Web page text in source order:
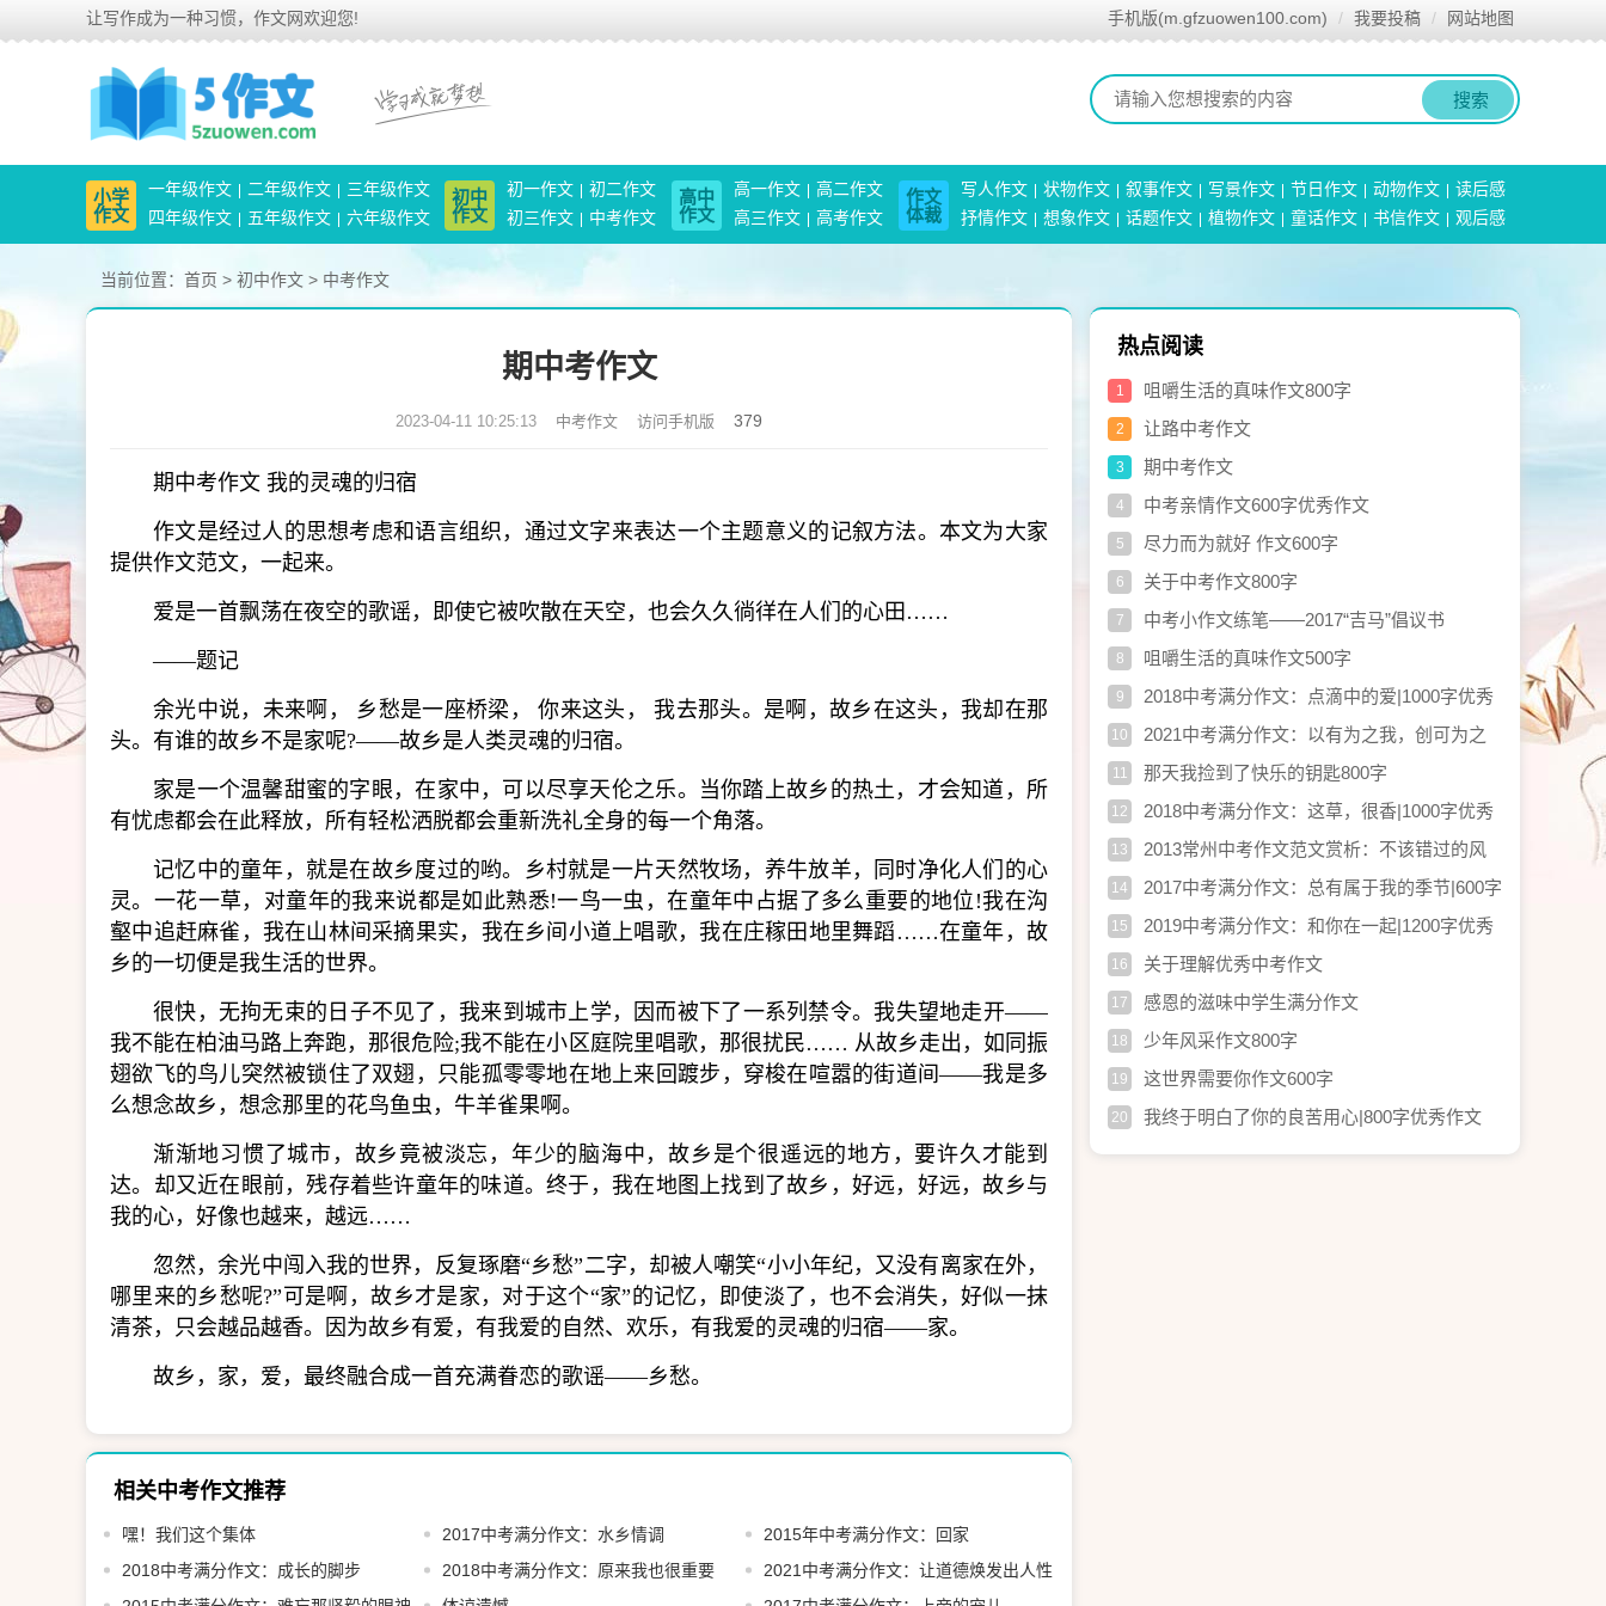
让写作成为一种习惯，作文网欢迎您! 手机版(m.gfzuowen100.com) 我要投稿 网站地图
搜索
小学
作文
一年级作文 二年级作文
三年级作文
四年级作文
五年级作文 六年级作文
初中
作文
初一作文
初二作文
初三作文
中考作文
高中
作文
高一作文
高二作文
高三作文
高考作文
作文
体裁
写人作文 状物作文 叙事作文 写景作文 节日作文 动物作文
读后感
抒情作文
想象作文 话题作文 植物作文 童话作文 书信作文 观后感
当前位置： 首页 > 初中作文 > 中考作文
期中考作文
2023-04-11 10:25:13 中考作文 访问手机版 379
期中考作文 我的灵魂的归宿
作文是经过人的思想考虑和语言组织，通过文字来表达一个主题意义的记叙方法。本文为大家
提供作文范文，一起来。
爱是一首飘荡在夜空的歌谣，即使它被吹散在天空，也会久久徜徉在人们的心田……
——题记
余光中说，未来啊， 乡愁是一座桥梁， 你来这头， 我去那头。是啊，故乡在这头，我却在那
头。有谁的故乡不是家呢?——故乡是人类灵魂的归宿。
家是一个温馨甜蜜的字眼，在家中，可以尽享天伦之乐。当你踏上故乡的热土，才会知道，所
有忧虑都会在此释放，所有轻松洒脱都会重新洗礼全身的每一个角落。
记忆中的童年，就是在故乡度过的哟。乡村就是一片天然牧场，养牛放羊，同时净化人们的心
灵。一花一草，对童年的我来说都是如此熟悉!一鸟一虫，在童年中占据了多么重要的地位!我在沟
壑中追赶麻雀，我在山林间采摘果实，我在乡间小道上唱歌，我在庄稼田地里舞蹈……在童年，故
乡的一切便是我生活的世界。
很快，无拘无束的日子不见了，我来到城市上学，因而被下了一系列禁令。我失望地走开——
我不能在柏油马路上奔跑，那很危险;我不能在小区庭院里唱歌，那很扰民…… 从故乡走出，如同振
翅欲飞的鸟儿突然被锁住了双翅，只能孤零零地在地上来回踱步，穿梭在喧嚣的街道间——我是多
么想念故乡，想念那里的花鸟鱼虫，牛羊雀果啊。
渐渐地习惯了城市，故乡竟被淡忘，年少的脑海中，故乡是个很遥远的地方，要许久才能到
达。却又近在眼前，残存着些许童年的味道。终于，我在地图上找到了故乡，好远，好远，故乡与
我的心，好像也越来，越远……
忽然，余光中闯入我的世界，反复琢磨“乡愁”二字，却被人嘲笑“小小年纪，又没有离家在外，
哪里来的乡愁呢?”可是啊，故乡才是家，对于这个“家”的记忆，即使淡了，也不会消失，好似一抹
清茶，只会越品越香。因为故乡有爱，有我爱的自然、欢乐，有我爱的灵魂的归宿——家。
故乡，家，爱，最终融合成一首充满眷恋的歌谣——乡愁。
相关中考作文推荐
嘿！我们这个集体 2017中考满分作文：水乡情调
2015年中考满分作文：回家
2018中考满分作文：成长的脚步
2018中考满分作文：​​原来我也很重要
2021中考满分作文：让道德焕发出人性
热点阅读
1 咀嚼生活的真味作文800字
2 让路中考作文
3 期中考作文
4 中考亲情作文600字优秀作文
5 尽力而为就好 作文600字
6 关于中考作文800字
7 中考小作文练笔——2017“吉马”倡议书
8 咀嚼生活的真味作文500字
9
2018中考满分作文：点滴中的爱|1000字优秀
作文
10
2021中考满分作文：​以有为之我，创可为之
环境|1000字优秀作文
11 那天我捡到了快乐的钥匙800字
12
2018中考满分作文：这草，很香|1000字优秀
作文
13
2013常州中考作文范文赏析：不该错过的风
景|1000字优秀作文
14
2017中考满分作文：总有属于我的季节|600字
优秀作文
15
2019中考满分作文：和你在一起|1200字优秀
作文
16 关于理解优秀中考作文
17 感恩的滋味中学生满分作文
18 少年风采作文800字
19 这世界需要你作文600字
20 我终于明白了你的良苦用心|800字优秀作文